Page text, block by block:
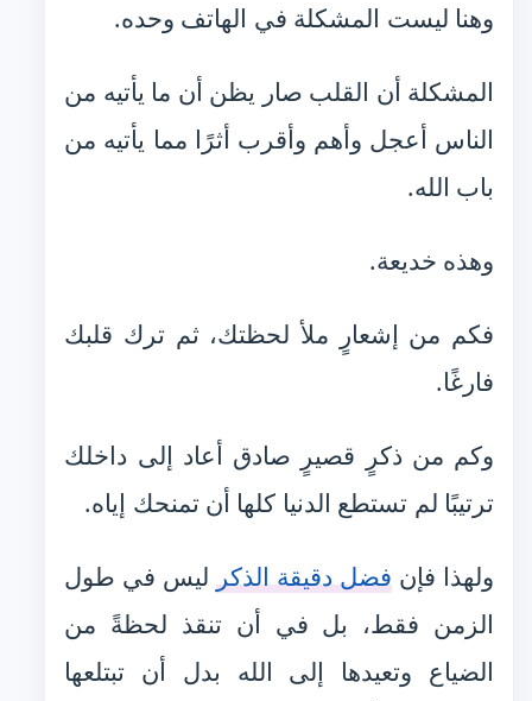
وهنا ليست المشكلة في الهاتف وحده.
المشكلة أن القلب صار يظن أن ما يأتيه من
الناس أعجل وأهم وأقرب أثرًا مما يأتيه من
باب الله.
وهذه خديعة.
فكم من إشعارٍ ملأ لحظتك، ثم ترك قلبك
فارغًا.
وكم من ذكرٍ قصيرٍ صادق أعاد إلى داخلك
ترتيبًا لم تستطع الدنيا كلها أن تمنحك إياه.
ولهذا فإن فضل دقيقة الذكرليس في طول
الزمن فقط، بل في أن تنقذ لحظةً من
الضياع وتعيدها إلى الله بدل أن تبتلعها